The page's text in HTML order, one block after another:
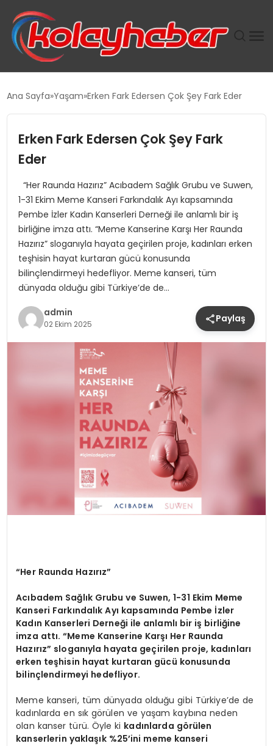
GÜCÜNÜBÜYÜTÜYOR
TANYER YAPI ZEMIN MÜHENDISLIĞINDE HEDEF
BÜYÜTTÜ
TOROSLAR’DA PAZAR GERGİNLİĞİ!
Ana Sayfa Yaşam Erken Fark Edersen Çok Şey Fark Eder
Erken Fark Edersen Çok Şey Fark
Eder
“Her Raunda Hazırız” Acıbadem Sağlık Grubu ve Suwen,
1-31 Ekim Meme Kanseri Farkındalık Ayı kapsamında
Pembe İzler Kadın Kanserleri Derneği ile anlamlı bir iş
birliğine imza attı. “Meme Kanserine Karşı Her Raunda
Hazırız” sloganıyla hayata geçirilen proje, kadınları erken
teşhisin hayat kurtaran gücü konusunda
bilinçlendirmeyi hedefliyor. Meme kanseri, tüm
dünyada olduğu gibi Türkiye’de de…
admin
02 Ekim 2025 Paylaş
“Her Raunda Hazırız”
Acıbadem Sağlık Grubu ve Suwen, 1-31 Ekim Meme
Kanseri Farkındalık Ayı kapsamında Pembe İzler
Kadın Kanserleri Derneği ile anlamlı bir iş birliğine
imza attı. “Meme Kanserine Karşı Her Raunda
Hazırız” sloganıyla hayata geçirilen proje, kadınları
erken teşhisin hayat kurtaran gücü konusunda
bilinçlendirmeyi hedefliyor.
Meme kanseri, tüm dünyada olduğu gibi Türkiye’de de
kadınlarda en sık görülen ve yaşam kaybına neden
olan kanser türü. Öyle ki kadınlarda görülen
kanserlerin yaklaşık %25’ini meme kanseri